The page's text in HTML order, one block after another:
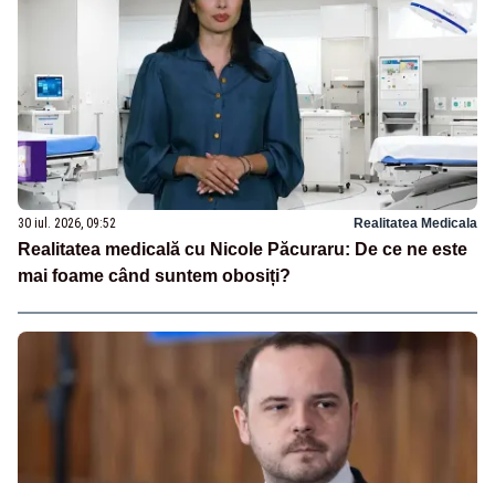
30 iul. 2026, 09:52 Realitatea Medicala
Realitatea medicală cu Nicole Păcuraru: De ce ne este
mai foame când suntem obosiți?